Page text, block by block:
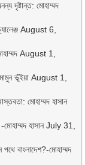
দৃষ্টান্ত: মোহাম্মদ
August 6,
August 1,
ভূঁইয়া August 1,
মোহাম্মদ হাসান
হাসান July 31,
বাংলাদেশ?-মোহাম্মদ